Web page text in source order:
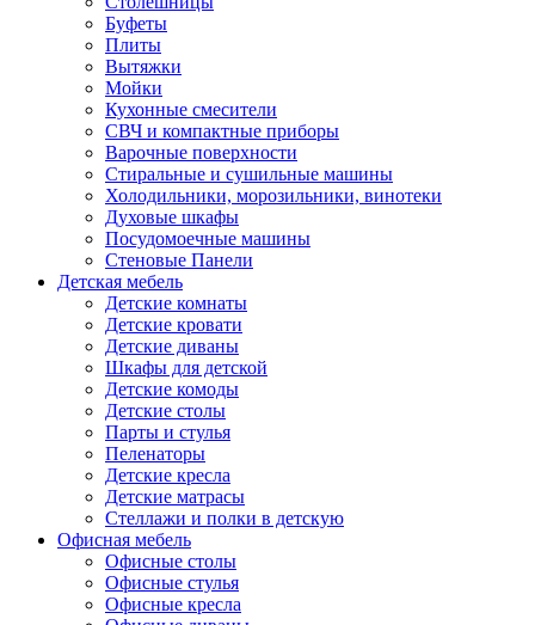
Буфеты
Плиты
Вытяжки
Мойки
Кухонные смесители
СВЧ и компактные приборы
Варочные поверхности
Стиральные и сушильные машины
Холодильники, морозильники, винотеки
Духовые шкафы
Посудомоечные машины
Стеновые Панели
Детская мебель
Детские комнаты
Детские кровати
Детские диваны
Шкафы для детской
Детские комоды
Детские столы
Парты и стулья
Пеленаторы
Детские кресла
Детские матрасы
Стеллажи и полки в детскую
Офисная мебель
Офисные столы
Офисные стулья
Офисные кресла